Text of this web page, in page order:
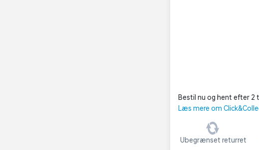
Bestil nu og hent efter 2
Læs mere om
Ubegrænset returret